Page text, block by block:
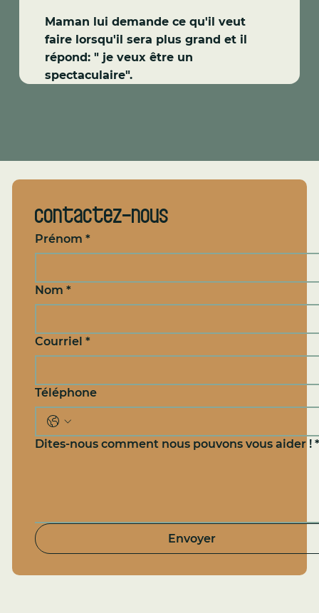
Contactez-nous
Prénom *
Nom *
Courriel *
Téléphone
Dites-nous comment nous pouvons vous aider !
Envoyer
Maman lui demande ce qu'il veut
faire lorsqu'il sera plus grand et il
répond: " je veux être un
spectaculaire".